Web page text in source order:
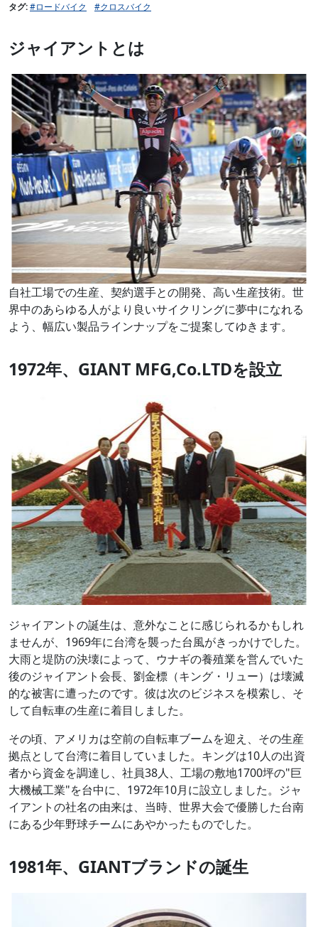
タグ:#ロードバイク #クロスバイク
ジャイアントとは
自社工場での生産、契約選手との開発、高い生産技術。世
界中のあらゆる人がより良いサイクリングに夢中になれる
よう、幅広い製品ラインナップをご提案してゆきます。
1972年、GIANT MFG,Co.LTDを設立
ジャイアントの誕生は、意外なことに感じられるかもしれ
ませんが、1969年に台湾を襲った台風がきっかけでした。
大雨と堤防の決壊によって、ウナギの養殖業を営んでいた
後のジャイアント会長、劉金標（キング・リュー）は壊滅
的な被害に遭ったのです。彼は次のビジネスを模索し、そ
して自転車の生産に着目しました。
その頃、アメリカは空前の自転車ブームを迎え、その生産
拠点として台湾に着目していました。キングは10人の出資
者から資金を調達し、社員38人、工場の敷地1700坪の"巨
大機械工業"を台中に、1972年10月に設立しました。ジャ
イアントの社名の由来は、当時、世界大会で優勝した台南
にある少年野球チームにあやかったものでした。
1981年、GIANTブランドの誕生